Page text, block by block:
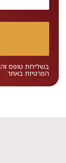
בשליחת טופס
הפרטיות באתר.